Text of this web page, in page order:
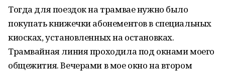
Тогда для поездок на трамвае нужно было
покупать книжечки абонементов в специальных
киосках, установленных на остановках.
Трамвайная линия проходила под окнами моего
общежития. Вечерами в мое окно на втором